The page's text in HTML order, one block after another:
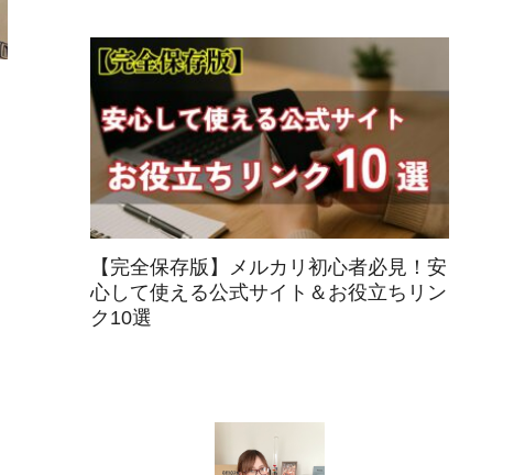
【完全保存版】メルカリ初心者必見！安
心して使える公式サイト＆お役立ちリン
ク10選